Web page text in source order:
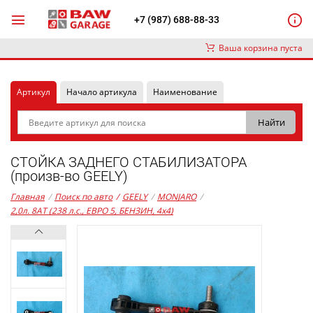
+7 (987) 688-88-33
Ваша корзина пуста
Артикул Начало артикула Наименование
СТОЙКА ЗАДНЕГО СТАБИЛИЗАТОРА
(произв-во GEELY)
Главная / Поиск по авто / GEELY / MONJARO /
2,0л. 8AT (238 л.с., ЕВРО 5, БЕНЗИН, 4x4)